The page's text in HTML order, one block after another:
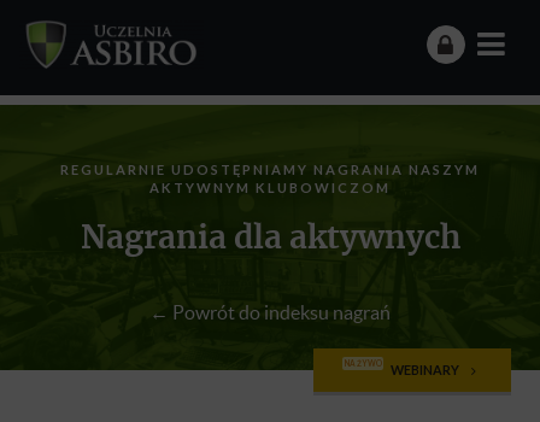
REGULARNIE UDOSTĘPNIAMY NAGRANIA NASZYM
AKTYWNYM KLUBOWICZOM
Nagrania dla aktywnych
← Powrót do indeksu nagrań
NA ŻYWO WEBINARY